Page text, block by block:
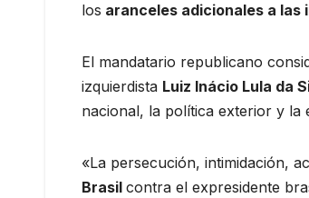
los aranceles adicionales a
El mandatario republicano
izquierdista Luiz Inácio Lula da
nacional, la política exterior y la
«La persecución, intimidación,
Brasil contra el expresidente